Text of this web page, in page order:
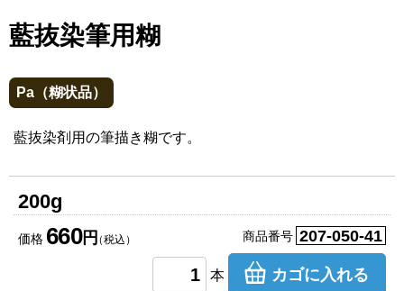
藍抜染筆用糊
Pa（糊状品）
藍抜染剤用の筆描き糊です。
200g
価格 660円（税込） 商品番号 207-050-41
本 カゴに入れる